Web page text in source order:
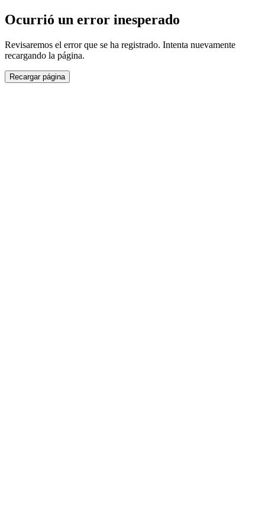
Ocurrió un error inesperado
Revisaremos el error que se ha registrado. Intenta nuevamente
recargando la página.
Recargar página